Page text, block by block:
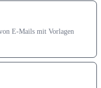
E-Mails mit Vorlagen